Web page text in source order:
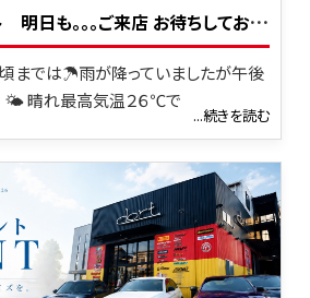
１
０社合同イベント 明日も｡｡｡ご来店 お待ちしております。。。
までは☂雨が降っていましたが午後
🌤 晴れ最高気温２６℃で
...続きを読む